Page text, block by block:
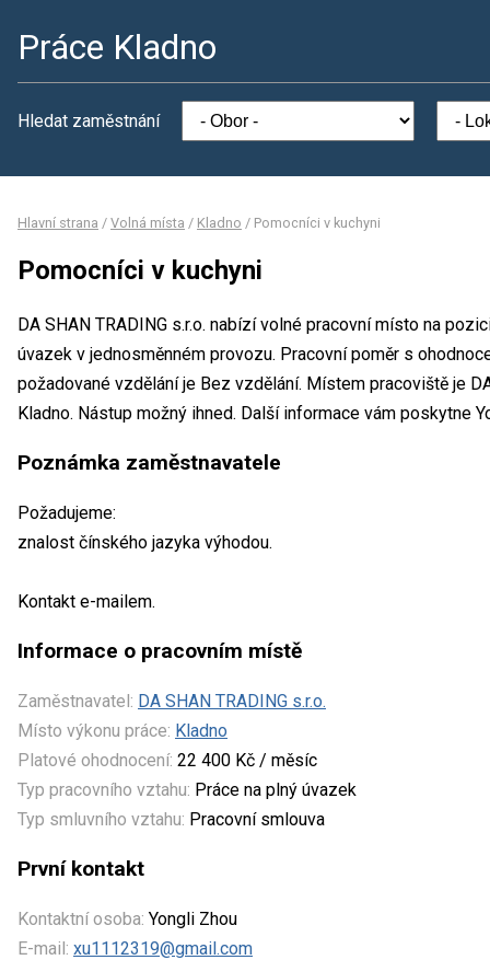
Práce Kladno
Hledat zaměstnání
Hlavní strana / Volná místa / Kladno / Pomocníci v kuchyni
Pomocníci v kuchyni
DA SHAN TRADING s.r.o. nabízí volné pracovní místo na
úvazek v jednosměnném provozu. Pracovní poměr s
požadované vzdělání je Bez vzdělání. Místem pracoviště je
Kladno. Nástup možný ihned. Další informace vám poskytne
Poznámka zaměstnavatele
Požadujeme:
znalost čínského jazyka výhodou.
Kontakt e-mailem.
Informace o pracovním místě
Zaměstnavatel: DA SHAN TRADING s.r.o.
Místo výkonu práce: Kladno
Platové ohodnocení: 22 400 Kč / měsíc
Typ pracovního vztahu: Práce na plný úvazek
Typ smluvního vztahu: Pracovní smlouva
První kontakt
Kontaktní osoba: Yongli Zhou
E-mail: xu1112319@gmail.com